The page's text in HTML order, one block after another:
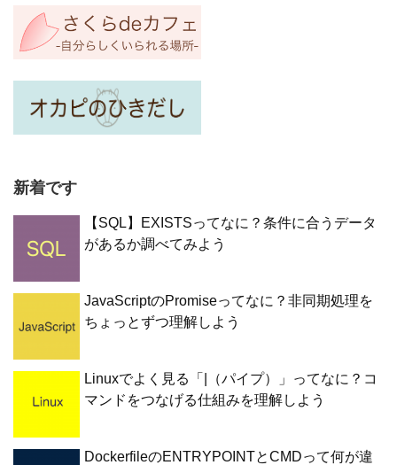
新着です
【SQL】EXISTSってなに？条件に合うデータ
があるか調べてみよう
JavaScriptのPromiseってなに？非同期処理を
ちょっとずつ理解しよう
Linuxでよく見る「|（パイプ）」ってなに？コ
マンドをつなげる仕組みを理解しよう
DockerfileのENTRYPOINTとCMDって何が違